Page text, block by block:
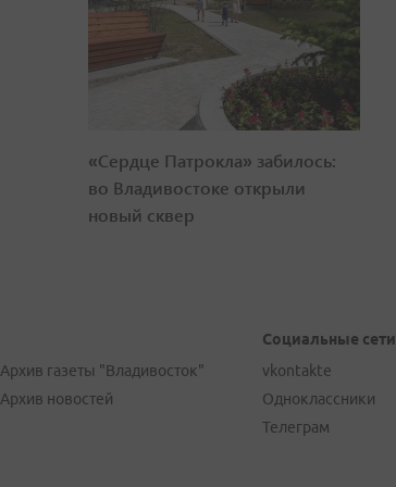
«Сердце Патрокла» забилось:
во Владивостоке открыли
новый сквер
Архив газеты "Владивосток"
Архив новостей
Социальные сети
vkontakte
Одноклассники
Телеграм